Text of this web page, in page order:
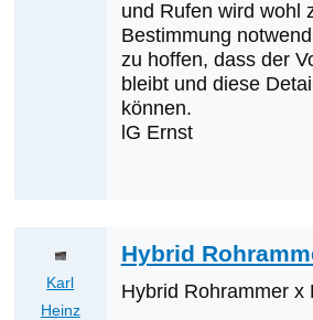
und Rufen wird wohl
Bestimmung
zu hoffen, dass der
bleibt und diese
können.
lG Ernst
Karl
Heinz
Hybrid
Hybrid Rohrammer x